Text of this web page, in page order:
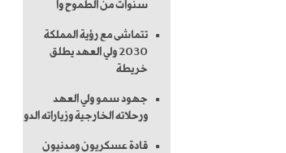
سنوات من الطموح وا
تتماشى مع رؤية المملكة
2030 ولي العهد يطلق
خريطة
جهود سمو ولي العهد
ورحلاته الخارجية وزياراته الدو
قادة عسكريون ومدنيون